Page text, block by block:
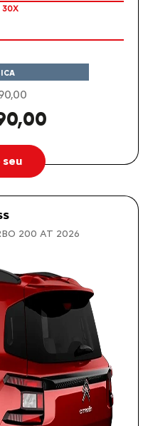
30X
seu
200 AT 2026